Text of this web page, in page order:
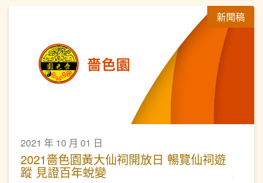
新聞稿
2021 年 10 月 01 日
2021嗇色園黃大仙祠開放日 暢覽仙祠遊
蹤 見證百年蛻變